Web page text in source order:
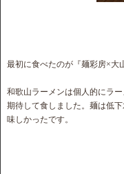
最初に食べたのが『麺彩房×大
和歌山ラーメンは個人的にラ
期待して食しました。麺は低
味しかったです。